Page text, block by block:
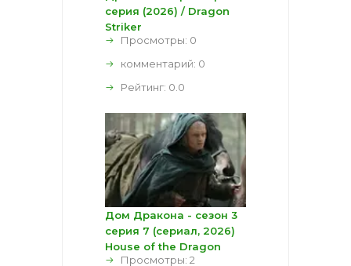
серия (2026) / Dragon
Striker
Просмотры: 0
комментарий: 0
Рейтинг: 0.0
Дом Дракона - сезон 3
серия 7 (сериал, 2026)
House of the Dragon
Просмотры: 2